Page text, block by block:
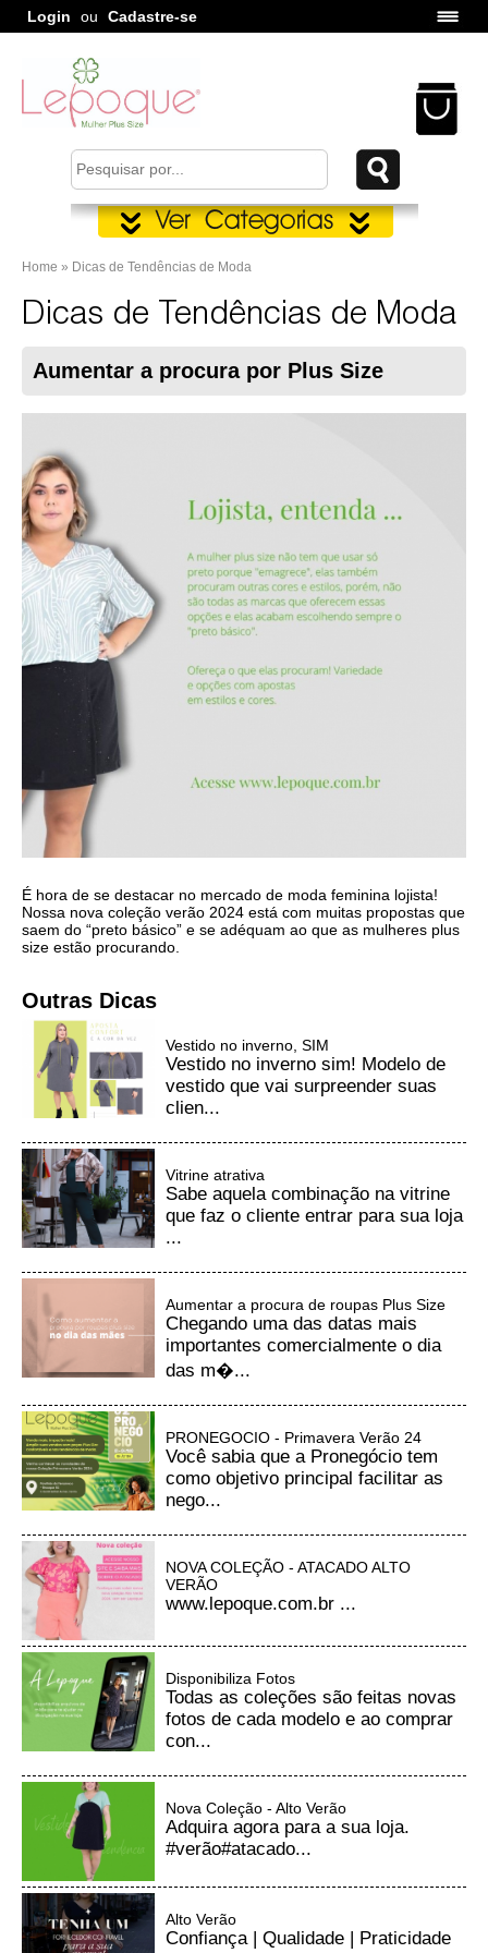
Login ou Cadastre-se
Home » Dicas de Tendências de Moda
Dicas de Tendências de Moda
Aumentar a procura por Plus Size
É hora de se destacar no mercado de moda feminina lojista!
Nossa nova coleção verão 2024 está com muitas propostas que
saem do “preto básico” e se adéquam ao que as mulheres plus
size estão procurando.
Outras Dicas
Vestido no inverno, SIM
Vestido no inverno sim! Modelo de
vestido que vai surpreender suas
clien...
Vitrine atrativa
Sabe aquela combinação na vitrine
que faz o cliente entrar para sua loja
...
Aumentar a procura de roupas Plus Size
Chegando uma das datas mais
importantes comercialmente o dia
das m�...
PRONEGOCIO - Primavera Verão 24
Você sabia que a Pronegócio tem
como objetivo principal facilitar as
nego...
NOVA COLEÇÃO - ATACADO ALTO
VERÃO
www.lepoque.com.br ...
Disponibiliza Fotos
Todas as coleções são feitas novas
fotos de cada modelo e ao comprar
con...
Nova Coleção - Alto Verão
Adquira agora para a sua loja.
#verão#atacado...
Alto Verão
Confiança | Qualidade | Praticidade